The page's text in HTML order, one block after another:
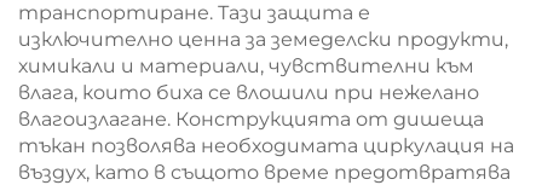
транспортиране. Тази защита е
изключително ценна за земеделски продукти,
химикали и материали, чувствителни към
влага, които биха се влошили при нежелано
влагоизлагане. Конструкцията от дишеща
тъкан позволява необходимата циркулация на
въздух, като в същото време предотвратява